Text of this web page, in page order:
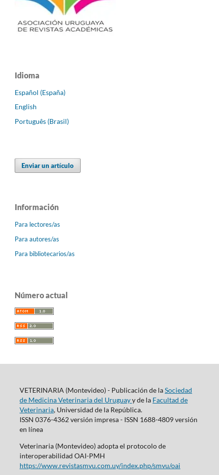
Idioma
Español (España)
English
Português (Brasil)
Enviar un artículo
Información
Para lectores/as
Para autores/as
Para bibliotecarios/as
Número actual
VETERINARIA (Montevideo) - Publicación de laSociedad
de Medicina Veterinaria del Uruguayy de la Facultad de
Veterinaria, Universidad de la República.
ISSN 0376-4362 versión impresa - ISSN 1688-4809 versión
en línea
Veterinaria (Montevideo) adopta el protocolo de
interoperabilidad OAI-PMH
https://www.revistasmvu.com.uy/index.php/smvu/oai